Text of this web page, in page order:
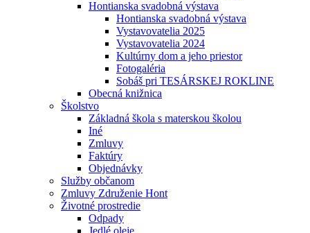
Hontianska svadobná výstava
Hontianska svadobná výstava
Vystavovatelia 2025
Vystavovatelia 2024
Kultúrny dom a jeho priestor
Fotogaléria
Sobáš pri TESÁRSKEJ ROKLINE
Obecná knižnica
Školstvo
Základná škola s materskou školou
Iné
Zmluvy
Faktúry
Objednávky
Služby občanom
Zmluvy Združenie Hont
Životné prostredie
Odpady
Jedlé oleje